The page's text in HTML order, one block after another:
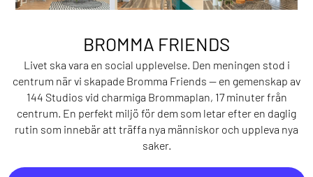
BROMMA FRIENDS
Livet ska vara en social upplevelse. Den meningen stod i
centrum när vi skapade Bromma Friends — en gemenskap av
144 Studios vid charmiga Brommaplan, 17 minuter från
centrum. En perfekt miljö för dem som letar efter en daglig
rutin som innebär att träffa nya människor och uppleva nya
saker.